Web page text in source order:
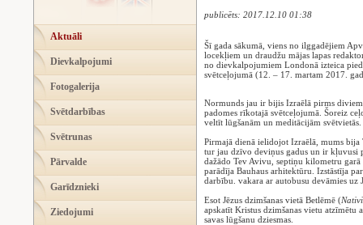
Aktuāli
Dievkalpojumi
Fotogalerija
Svētdarbības
Svētrunas
Pārvalde
Garīdznieki
Ziedojumi
publicēts: 2017.12.10 01:38
Šī gada sākumā, viens no ilggadējiem
locekļiem un draudžu mājas lapas
no dievkalpojumiem Londonā izteica
svētceļojumā (12. – 17. martam 2017.
Normunds jau ir bijis Izraēlā pirms
padomes rīkotajā svētceļojumā. Šoreiz
veltīt lūgšanām un meditācijām svētvietās.
Pirmajā dienā ielidojot Izraēlā, mums bija
tur jau dzīvo deviņus gadus un ir kļuvusi
dažādo Tev Avivu, septiņu kilometru
parādīja Bauhaus arhitektūru. Izstāstīja
darbību. vakara ar autobusu devāmies uz
Esot Jēzus dzimšanas vietā Betlēmē (
apskatīt Kristus dzimšanas vietu
savas lūgšanu dziesmas.